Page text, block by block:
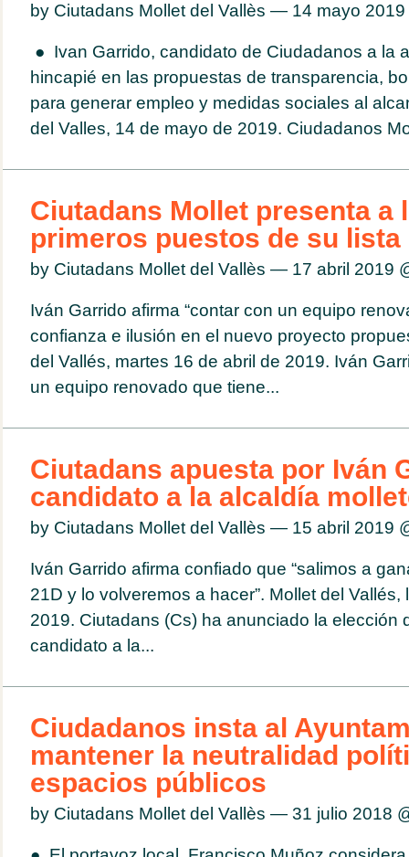
by Ciutadans Mollet del Vallès — 14 mayo
● Ivan Garrido, candidato de Ciudadanos a la
hincapié en las propuestas de transparencia,
para generar empleo y medidas sociales al
del Valles, 14 de mayo de 2019. Ciudadanos
Ciutadans Mollet presenta a
primeros puestos de su lista
by Ciutadans Mollet del Vallès — 17 abril 2019
Iván Garrido afirma “contar con un equipo
confianza e ilusión en el nuevo proyecto
del Vallés, martes 16 de abril de 2019. Iván
un equipo renovado que tiene...
Ciutadans apuesta por Iván
candidato a la alcaldía
by Ciutadans Mollet del Vallès — 15 abril 2019
Iván Garrido afirma confiado que “salimos a
21D y lo volveremos a hacer”. Mollet del Vallés,
2019. Ciutadans (Cs) ha anunciado la elección
candidato a la...
Ciudadanos insta al
mantener la neutralidad
espacios públicos
by Ciutadans Mollet del Vallès — 31 julio 2018